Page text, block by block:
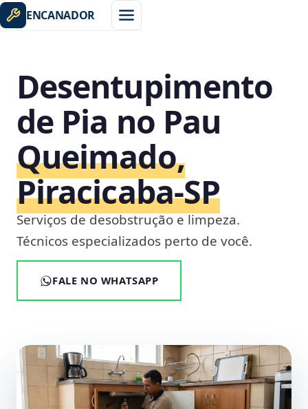
ENCANADOR
Desentupimento
de Pia no Pau
Queimado,
Piracicaba‑SP
Serviços de desobstrução e limpeza.
Técnicos especializados perto de você.
FALE NO WHATSAPP